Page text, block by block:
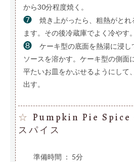
から30分程度焼く。
❼
焼き上がったら、粗熱がと
ます。その後冷蔵庫でよく冷やす。
❽
ケーキ型の底面を熱湯に浸
ソースを溶かす。ケーキ型の側面
平たいお皿をかぶせるようにして
出す。
☆
Pumpkin Pie Spice
スパイス
準備時間 ： 5分